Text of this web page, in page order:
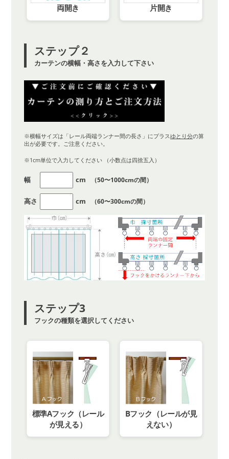
両開き 片開き
ステップ２
カーテンの横幅・高さを入力して下さい
※横幅サイズは「レール両端ランナー間の長さ」にプラスゆとり分の算
出が必要です。ご注意ください。
※1cm単位で入力してください （小数点は四捨五入）
幅 cm （50〜1000cmの間）
高さ cm （60〜300cmの間）
ステップ3
フックの種類を選択してください
標準Aフック（レール
が見える）
Bフック（レールが見
えない）